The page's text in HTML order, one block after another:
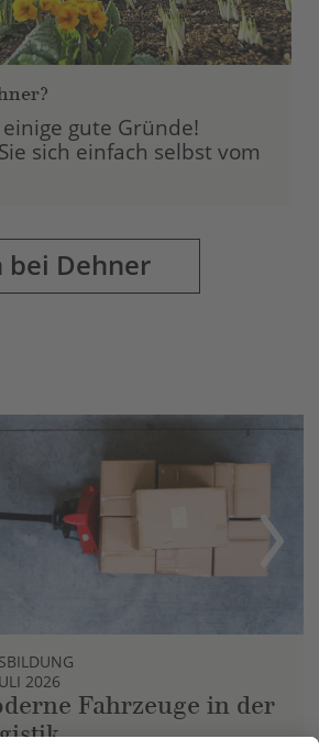
gute Gründe!
sich einfach selbst vom
Dehner
2026
Fahrzeuge in der
Next